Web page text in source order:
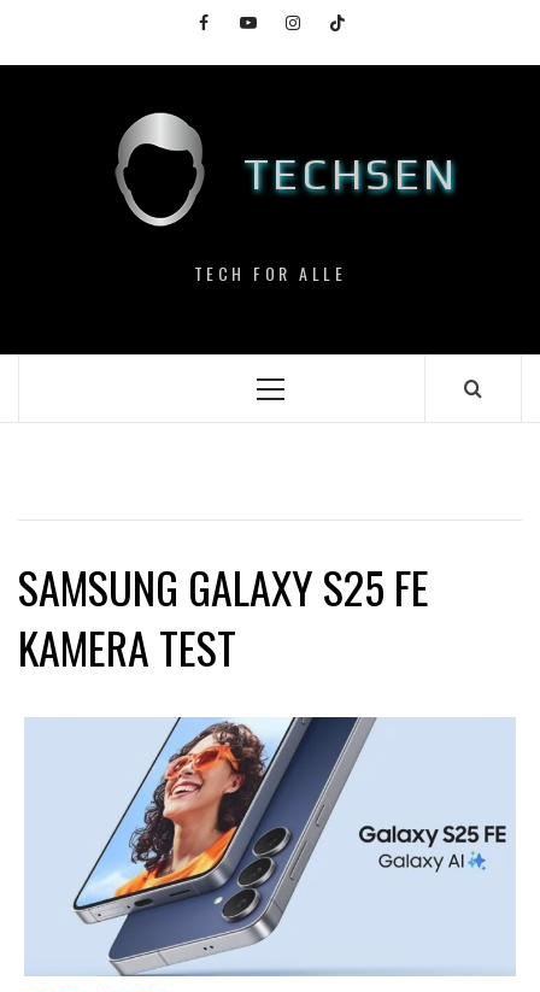
content
FacebookYouTubeInstagramTikTok
TECHSEN
TECH FOR ALLE
Primary
SAMSUNG GALAXY S25 FE
KAMERA TEST